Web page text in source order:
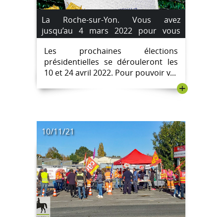
La Roche-sur-Yon. Vous avez
jusqu’au 4 mars 2022 pour vous
inscrire sur les listes électorales.
Les prochaines élections
présidentielles se dérouleront les
10 et 24 avril 2022. Pour pouvoir v...
+
10/11/21